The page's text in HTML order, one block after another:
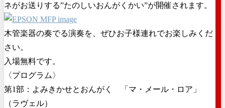
ネがお送りする”たのしいおんがくかい”が開催されます。
木管楽器の奏でる演奏を、ぜひお子様連れでお楽しみくだ
さい。
入場無料です。
〈プログラム〉
第1部：よみきかせとおんがく 「マ・メール・ロア」
（ラヴェル）